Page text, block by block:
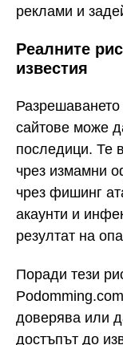
реклами и
Реалните
известия
сайтове може
последици. Те
чрез измамни
чрез фишинг
акаунти и
резултат на
Поради тези
доверява или
достъпът до